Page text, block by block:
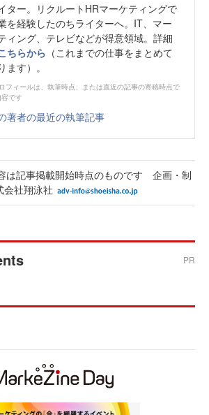
ター。リクルートHRマーケティングで
を経験したのちライターへ。IT、マー
ィング、テレビなどが得意領域。詳細
ちらから （これまでの仕事をまとめて
ます）。
フィールは、執筆時点、または直近の記事の寄稿時点で
です
著者の最近の執筆記事
は記事掲載開始時点のものです 企画・制
社翔泳社
PR